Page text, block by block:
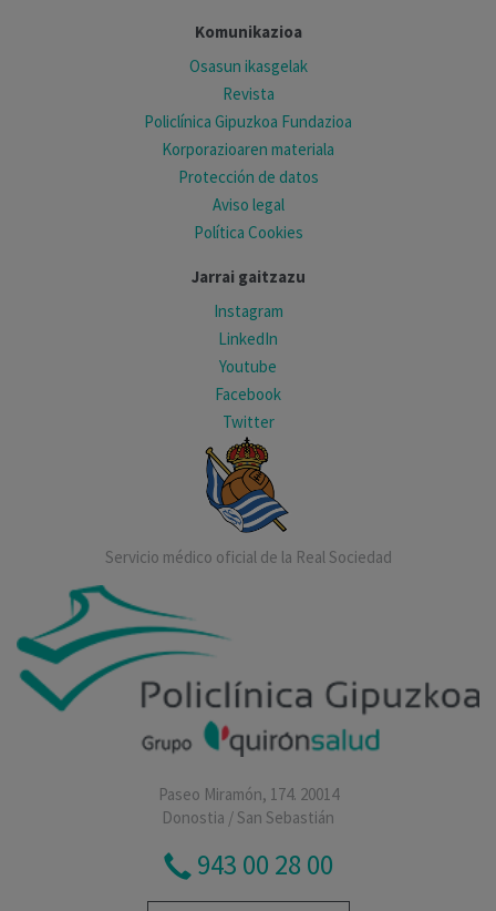
Komunikazioa
Osasun ikasgelak
Revista
Policlínica Gipuzkoa Fundazioa
Korporazioaren materiala
Protección de datos
Aviso legal
Política Cookies
Jarrai gaitzazu
Instagram
LinkedIn
Youtube
Facebook
Twitter
Servicio médico oficial de la Real Sociedad
Paseo Miramón, 174. 20014
Donostia / San Sebastián
943 00 28 00